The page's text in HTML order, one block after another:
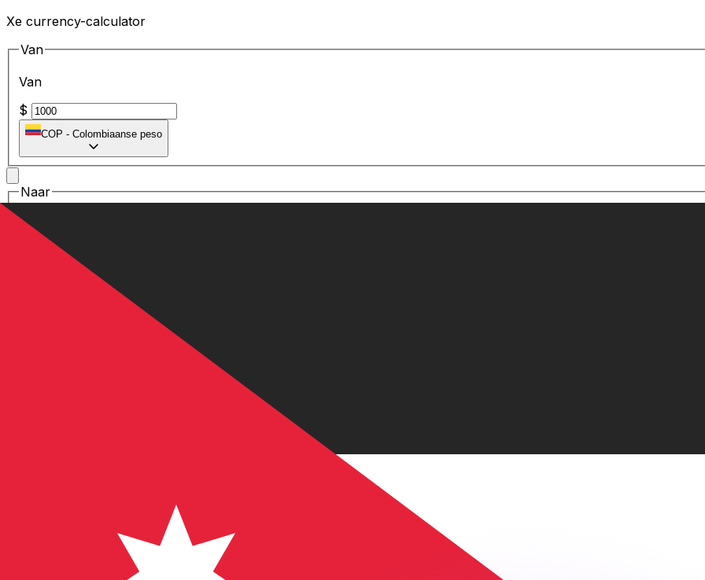
Xe currency-calculator
Van
Van
$
COP - Colombiaanse peso
Naar
Naar
Jordaanse dinar
JOD
Wij kunnen concurrerende koersen overtreffen.
Wij gebruiken de midmarket koers voor onze Converter. Dit is alleen ter informatie. U ontvangt deze koers niet
Wist je dat je met Xe geld naar het buitenland kunt sturen?
Meld je vandaag aan